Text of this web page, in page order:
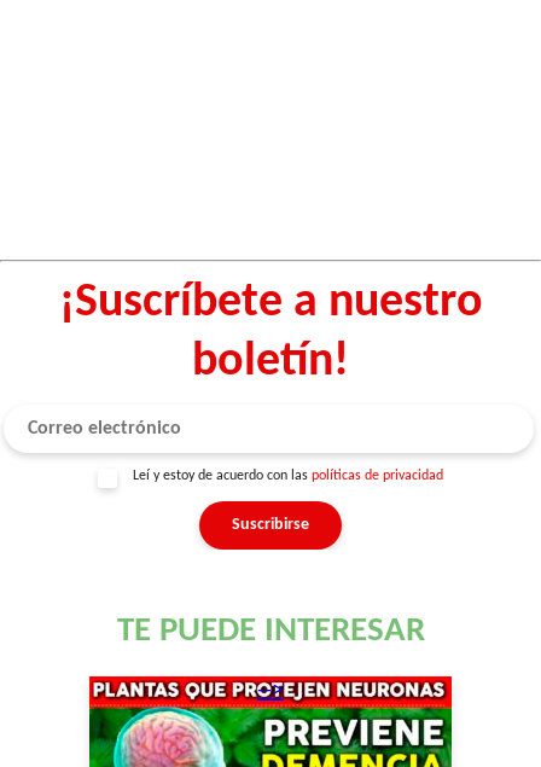
¡Suscríbete a nuestro
boletín!
Leí y estoy de acuerdo con las políticas de privacidad
TE PUEDE INTERESAR
-->